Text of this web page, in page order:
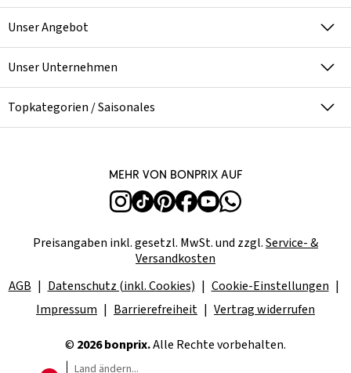
Unser Angebot
Unser Unternehmen
Topkategorien / Saisonales
Mehr von bonprix auf
Preisangaben inkl. gesetzl. MwSt. und zzgl.Service- &
Versandkosten
AGB
Datenschutz (inkl. Cookies)
Cookie-Einstellungen
Impressum
Barrierefreiheit Vertrag widerrufen
© 2026 bonprix.Alle Rechte vorbehalten.
Land ändern...